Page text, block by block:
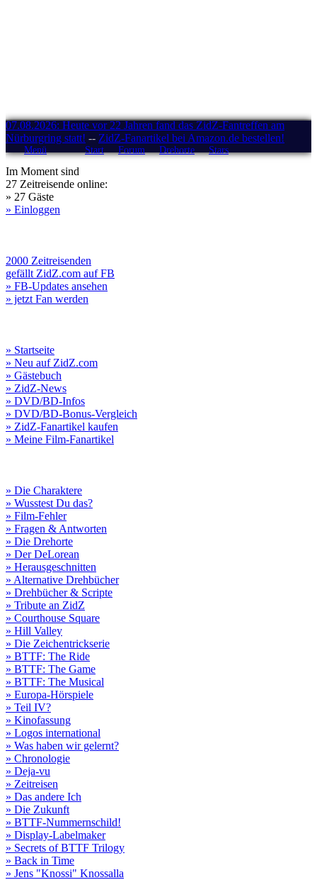
07.08.2026: Heute vor 22 Jahren fand das ZidZ-Fantreffen am
Nürburgring statt! -- ZidZ-Fanartikel bei Amazon.de bestellen!
Menü Start Forum Drehorte Stars
Im Moment sind
27 Zeitreisende online:
» 27 Gäste
» Einloggen
2000 Zeitreisenden
gefällt ZidZ.com auf FB
» FB-Updates ansehen
» jetzt Fan werden
» Startseite
» Neu auf ZidZ.com
» Gästebuch
» ZidZ-News
» DVD/BD-Infos
» DVD/BD-Bonus-Vergleich
» ZidZ-Fanartikel kaufen
» Meine Film-Fanartikel
» Die Charaktere
» Wusstest Du das?
» Film-Fehler
» Fragen & Antworten
» Die Drehorte
» Der DeLorean
» Herausgeschnitten
» Alternative Drehbücher
» Drehbücher & Scripte
» Tribute an ZidZ
» Courthouse Square
» Hill Valley
» Die Zeichentrickserie
» BTTF: The Ride
» BTTF: The Game
» BTTF: The Musical
» Europa-Hörspiele
» Teil IV?
» Kinofassung
» Logos international
» Was haben wir gelernt?
» Chronologie
» Deja-vu
» Zeitreisen
» Das andere Ich
» Die Zukunft
» BTTF-Nummernschild!
» Display-Labelmaker
» Secrets of BTTF Trilogy
» Back in Time
» Jens "Knossi" Knossalla